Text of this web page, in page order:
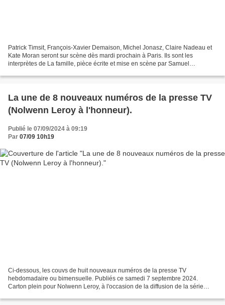
Patrick Timsit, François-Xavier Demaison, Michel Jonasz, Claire Nadeau et
Kate Moran seront sur scène dès mardi prochain à Paris. Ils sont les
interprètes de La famille, pièce écrite et mise en scène par Samuel
La une de 8 nouveaux numéros de la presse TV
(Nolwenn Leroy à l'honneur).
Publié le 07/09/2024 à 09:19
Par 07/09 10h19
Ci-dessous, les couvs de huit nouveaux numéros de la presse TV
hebdomadaire ou bimensuelle. Publiés ce samedi 7 septembre 2024.
Carton plein pour Nolwenn Leroy, à l'occasion de la diffusion de la série